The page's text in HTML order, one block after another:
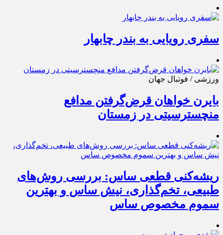
سفری رویایی به بندر چابهار
ورزشی / فوتبال جهان
بایرن خواهان قرض‌گرفتن مدافع
منچسترسیتی در زمستان
ریشه‌کنی قطعی ساس: بررسی روش‌های
طبیعی، تخم‌گذاری، نیش ساس و بهترین
سموم مخصوص ساس